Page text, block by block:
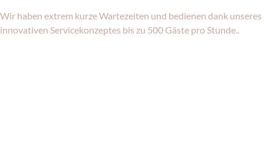
Wir haben extrem kurze Wartezeiten und bedienen dank unseres
innovativen Servicekonzeptes bis zu 500 Gäste pro Stunde..